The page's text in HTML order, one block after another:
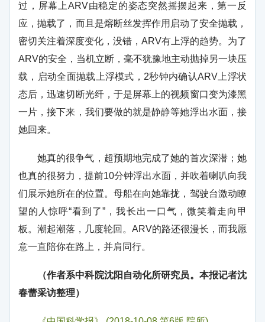
过，屏幕上ARV由稳定的姿态突然摇摆起来，第一反
应，抛载了，而且是熔断丝发挥作用启动了安全抛载，
密切关注着深度变化，没错，ARV有上浮的趋势。为了
ARV的安全，当机立断，毫不犹豫地主动抛掉另一块压
载，启动全面抛载上浮模式，2秒钟内确认ARV上浮状
态后，迅速切断光纤，于是屏幕上的视频窗口变为漆黑
一片，接下来，我们要做的就是静静等她浮出水面，接
她回来。
她真的很争气，超预期地完成了她的首次深潜；她
也真的很努力，提前10分钟浮出水面，并吹着喇叭向我
们展示她所在的位置。母船在向她靠拢，驾驶台激动瞭
望的人惊呼“看到了”，我长出一口气，微笑着走向甲
板。潮起潮落，几度轮回。ARV的路还很漫长，而我愿
意一直陪你在路上，并肩同行。
（作者系中科院沈阳自动化所研究员。本报记者沈
春蕾采访整理）